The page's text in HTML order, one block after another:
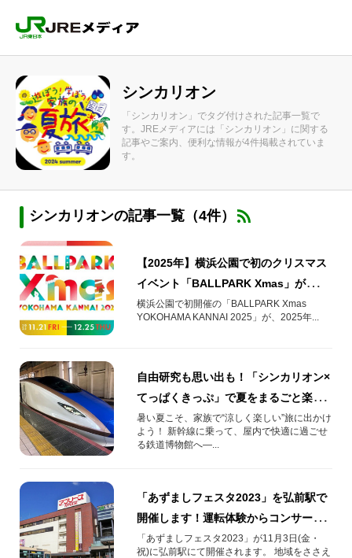
シンカリオン
「シンカリオン」でタグ付けされた記事一覧で
す。JREメディアには「シンカリオン」に関する
記事やご案内、便利な情報が4件掲載されていま
す。
シンカリオンの記事一覧（4件）
【2025年】横浜公園で初のクリスマス
イベント「BALLPARK Xmas」が開
催！
横浜公園で初開催の「BALLPARK Xmas
YOKOHAMA KANNAI 2025」が、2025年...
自由研究も思い出も！「シンカリオン×
てっぱくきっぷ」で夏をまるごと楽し
もう
暑い夏こそ、家族で“涼しく楽しい”旅に出かけ
よう！ 新幹線に乗って、屋内で快適に過ごせ
る鉄道博物館へ―...
「あずましフェスタ2023」を弘前駅で
開催します！運転体験からコンサート
まで！
「あずましフェスタ2023」が11月3日(金・
祝)に弘前駅にて開催されます。 地域をささえ